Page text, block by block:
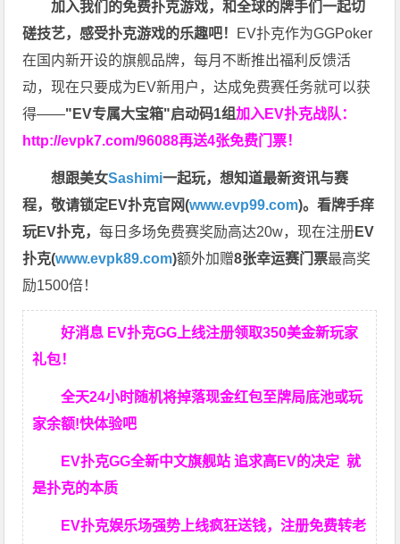
加入我们的免费扑克游戏，和全球的牌手们一起切
磋技艺，感受扑克游戏的乐趣吧！ EV扑克作为GGPoker
在国内新开设的旗舰品牌，每月不断推出福利反馈活
动，现在只要成为EV新用户，达成免费赛任务就可以获
得——"EV专属大宝箱"启动码1组加入EV扑克战队：
http://evpk7.com/96088再送4张免费门票！
想跟美女Sashimi一起玩，想知道最新资讯与赛
程，敬请锁定EV扑克官网(www.evp99.com)。看牌手痒
玩EV扑克，每日多场免费赛奖励高达20w，现在注册EV
扑克(www.evpk89.com)额外加赠8张幸运赛门票最高奖
励1500倍！
好消息 EV扑克GG上线注册领取350美金新玩家
礼包！
全天24小时随机将掉落现金红包至牌局底池或玩
家余额!快体验吧
EV扑克GG全新中文旗舰站 追求高EV的决定就
是扑克的本质
EV扑克娱乐场强势上线疯狂送钱，注册免费转老